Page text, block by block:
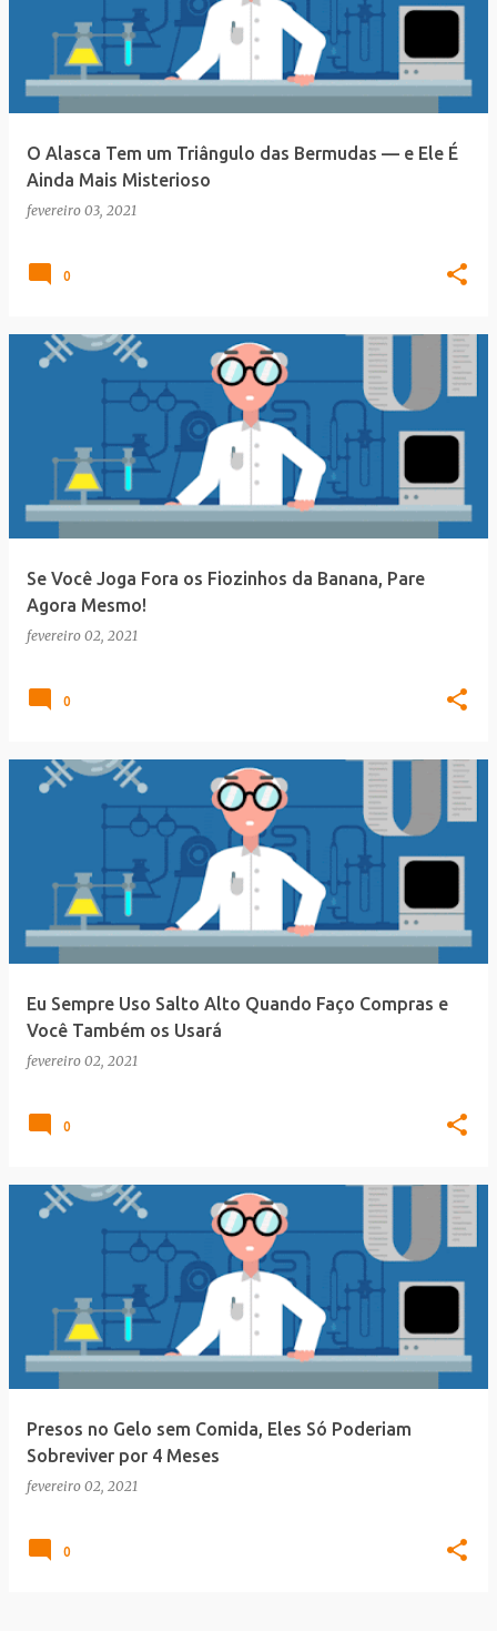
O Alasca Tem um Triângulo das Bermudas — e Ele É
Ainda Mais Misterioso
fevereiro 03, 2021
0
Se Você Joga Fora os Fiozinhos da Banana, Pare
Agora Mesmo!
fevereiro 02, 2021
0
Eu Sempre Uso Salto Alto Quando Faço Compras e
Você Também os Usará
fevereiro 02, 2021
0
Presos no Gelo sem Comida, Eles Só Poderiam
Sobreviver por 4 Meses
fevereiro 02, 2021
0